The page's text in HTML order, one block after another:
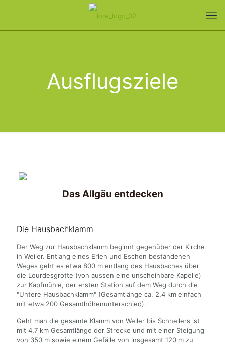
Ausflugsziele
Das Allgäu entdecken
Die Hausbachklamm
Der Weg zur Hausbachklamm beginnt gegenüber der Kirche
in Weiler. Entlang eines Erlen und Eschen bestandenen
Weges geht es etwa 800 m entlang des Hausbaches über
die Lourdesgrotte (von aussen eine unscheinbare Kapelle)
zur Kapfmühle, der ersten Station auf dem Weg durch die
"Untere Hausbachklamm" (Gesamtlänge ca. 2,4 km einfach
mit etwa 200 Gesamthöhenunterschied).
Geht man die gesamte Klamm von Weiler bis Schnellers ist
mit 4,7 km Gesamtlänge der Strecke und mit einer Steigung
von 350 m sowie einem Gefälle von insgesamt 120 m zu